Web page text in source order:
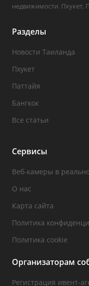
недвижимости. Пхукет,
Разделы
Новости Таиланда
Пхукет
Паттайя
Бангкок
Все статьи
Сервисы
Веб-камеры в
О нас
Карта сайта
Политика
Политика cookie
Организаторам
Регистрация ивент-